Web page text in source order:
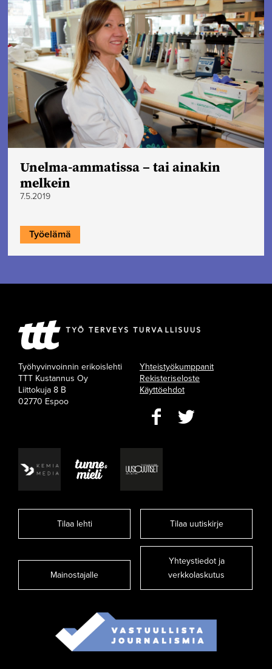
Unelma-ammatissa – tai ainakin
melkein
7.5.2019
Työelämä
Työhyvinvoinnin erikoislehti
TTT Kustannus Oy
Liittokuja 8 B
02770 Espoo
Yhteistyökumppanit
Rekisteriseloste
Käyttöehdot
Tilaa lehti Tilaa uutiskirje
Mainostajalle
Yhteystiedot ja
verkkolaskutus